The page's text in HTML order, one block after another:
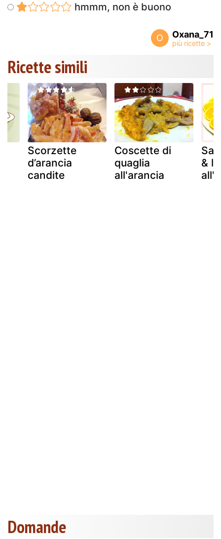
hmmm, non è buono
O Oxana_71
Ricette simili
Scorzette
d’arancia
candite
Coscette di
quaglia
all'arancia
&
Domande